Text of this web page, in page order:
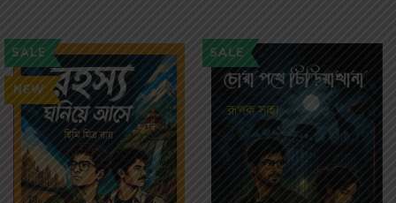
SALE
NEW
SALE